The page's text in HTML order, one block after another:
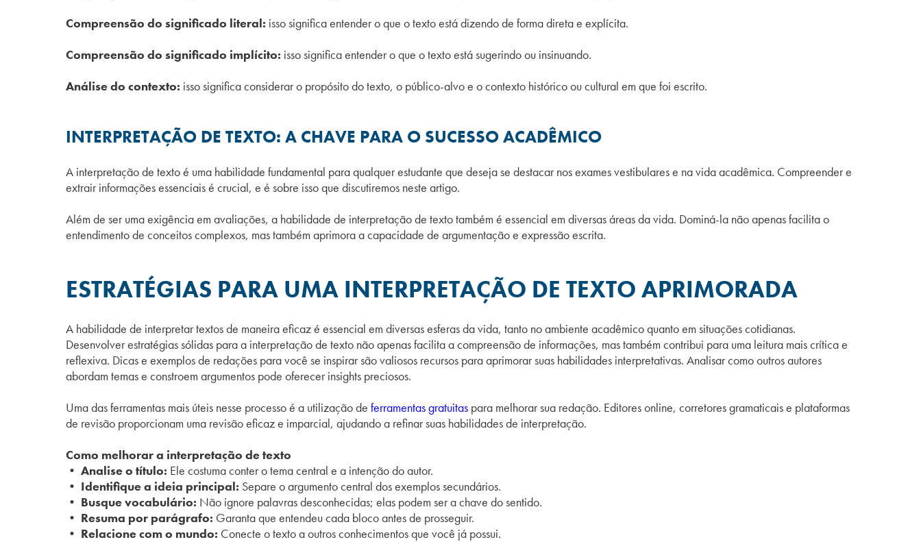
Compreensão do significado literal: isso significa entender o que o texto está dizendo de forma direta e explícita.
Compreensão do significado implícito: isso significa entender o que o texto está sugerindo ou insinuando.
Análise do contexto: isso significa considerar o propósito do texto, o público-alvo e o contexto histórico ou cultural em que foi escrito.
INTERPRETAÇÃO DE TEXTO: A CHAVE PARA O SUCESSO ACADÊMICO
A interpretação de texto é uma habilidade fundamental para qualquer estudante que deseja se destacar nos exames vestibulares e na vida acadêmica. Compreender e
extrair informações essenciais é crucial, e é sobre isso que discutiremos neste artigo.
Além de ser uma exigência em avaliações, a habilidade de interpretação de texto também é essencial em diversas áreas da vida. Dominá-la não apenas facilita o
entendimento de conceitos complexos, mas também aprimora a capacidade de argumentação e expressão escrita.
ESTRATÉGIAS PARA UMA INTERPRETAÇÃO DE TEXTO APRIMORADA
A habilidade de interpretar textos de maneira eficaz é essencial em diversas esferas da vida, tanto no ambiente acadêmico quanto em situações cotidianas.
Desenvolver estratégias sólidas para a interpretação de texto não apenas facilita a compreensão de informações, mas também contribui para uma leitura mais crítica e
reflexiva. Dicas e exemplos de redações para você se inspirar são valiosos recursos para aprimorar suas habilidades interpretativas. Analisar como outros autores
abordam temas e constroem argumentos pode oferecer insights preciosos.
Uma das ferramentas mais úteis nesse processo é a utilização de ferramentas gratuitas para melhorar sua redação. Editores online, corretores gramaticais e plataformas
de revisão proporcionam uma revisão eficaz e imparcial, ajudando a refinar suas habilidades de interpretação.
Como melhorar a interpretação de texto
• Analise o título: Ele costuma conter o tema central e a intenção do autor.
• Identifique a ideia principal: Separe o argumento central dos exemplos secundários.
• Busque vocabulário: Não ignore palavras desconhecidas; elas podem ser a chave do sentido.
• Resuma por parágrafo: Garanta que entendeu cada bloco antes de prosseguir.
• Relacione com o mundo: Conecte o texto a outros conhecimentos que você já possui.